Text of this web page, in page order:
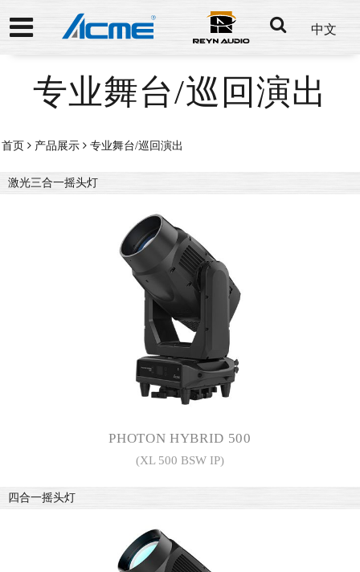
中文
专业舞台/巡回演出
首页 产品展示 专业舞台/巡回演出
激光三合一摇头灯
PHOTON HYBRID 500
(XL 500 BSW IP)
四合一摇头灯